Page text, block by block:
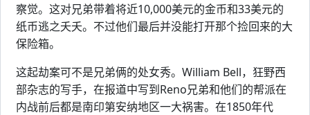
察觉。这对兄弟带着将近10,000美元的金币和33美元的
纸币逃之夭夭。不过他们最后并没能打开那个捡回来的大
保险箱。
这起劫案可不是兄弟俩的处女秀。William Bell，狂野西
部杂志的写手，在报道中写到Reno兄弟和他们的帮派在
内战前后都是南印第安纳地区一大祸害。在1850年代